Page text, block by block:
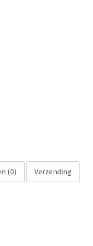
(0) Verzending